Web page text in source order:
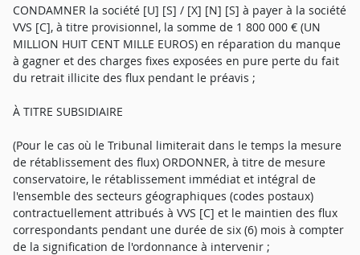
CONDAMNER la société [U] [S] / [X] [N] [S] à payer à la société
VVS [C], à titre provisionnel, la somme de 1 800 000 € (UN
MILLION HUIT CENT MILLE EUROS) en réparation du manque
à gagner et des charges fixes exposées en pure perte du fait
du retrait illicite des flux pendant le préavis ;
À TITRE SUBSIDIAIRE
(Pour le cas où le Tribunal limiterait dans le temps la mesure
de rétablissement des flux) ORDONNER, à titre de mesure
conservatoire, le rétablissement immédiat et intégral de
l'ensemble des secteurs géographiques (codes postaux)
contractuellement attribués à VVS [C] et le maintien des flux
correspondants pendant une durée de six (6) mois à compter
de la signification de l'ordonnance à intervenir ;